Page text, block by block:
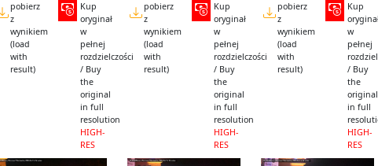
pobierz
z
wynikiem
(load
with
result)
Kup
oryginał
w
pełnej
rozdzielczości
/ Buy
the
original
in full
resolution
HIGH-
RES
pobierz
z
wynikiem
(load
with
result)
Kup
oryginał
w
pełnej
rozdzielczości
/ Buy
the
original
in full
resolution
HIGH-
RES
pobierz
z
wynikiem
(load
with
result)
Kup
w
pełnej
/ Buy
the
original
in full
HIGH-
RES